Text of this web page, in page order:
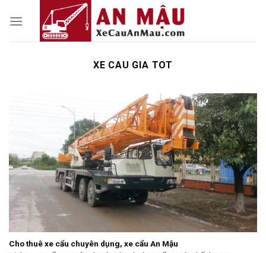
XE CAU GIA TOT
Cho thuê xe cẩu chuyên dụng, xe cẩu An Mậu